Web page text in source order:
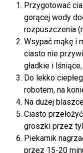
Przygotować
gorącej wody
rozpuszczenia
Wsypać mąkę i
ciasto nie
gładkie i
Do lekko
robotem, na
Na dużej
Ciasto
groszki przez
Piekarnik
przez 15-20